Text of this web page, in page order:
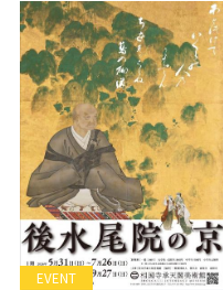
EVENT